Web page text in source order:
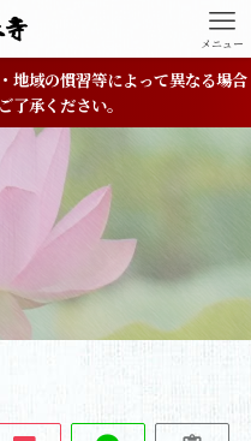
メニュー
地域の慣習等によって異なる場合
了承ください。